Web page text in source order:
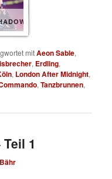
mitAeon Sable,
, Erdling,
, London After Midnight,
,Tanzbrunnen,
1